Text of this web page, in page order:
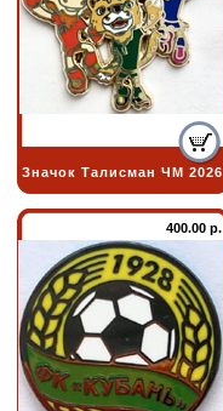
Значок Талисман ЧМ 2026
400.00 р.